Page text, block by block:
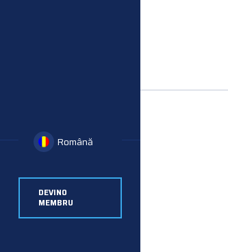
Română
DEVINO
MEMBRU